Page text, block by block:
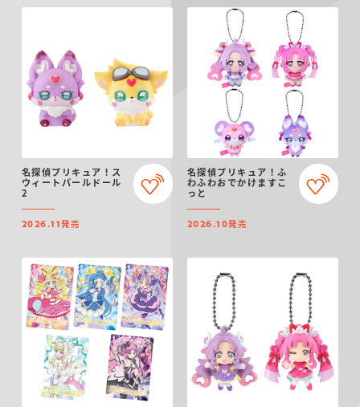
名探偵プリキュア！ス
ウィートパールドール
2
2026.11発売
名探偵プリキュア！ふ
わふわおでかけますこ
っと
2026.10発売